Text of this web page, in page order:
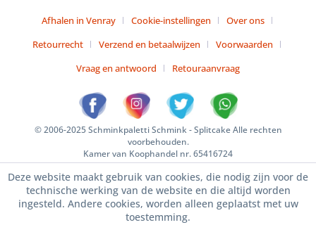
Afhalen in Venray Cookie-instellingen
Over ons
Retourrecht
Verzend en betaalwijzen
Voorwaarden
Vraag en antwoord
Retouraanvraag
© 2006-2025 Schminkpaletti Schmink - Splitcake Alle rechten
voorbehouden.
Kamer van Koophandel nr. 65416724
Deze website maakt gebruik van cookies, die nodig zijn voor de
technische werking van de website en die altijd worden
ingesteld. Andere cookies, worden alleen geplaatst met uw
toestemming.